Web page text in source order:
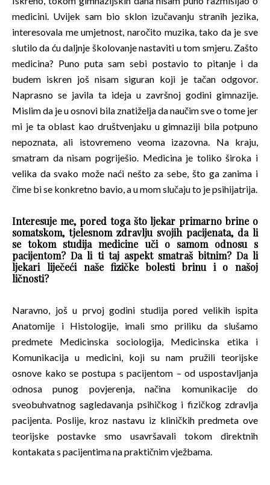
medicini. Uvijek sam bio sklon izučavanju stranih jezika,
interesovala me umjetnost, naročito muzika, tako da je sve
slutilo da ću daljnje školovanje nastaviti u tom smjeru. Zašto
medicina? Puno puta sam sebi postavio to pitanje i da
budem iskren još nisam siguran koji je tačan odgovor.
Naprasno se javila ta ideja u završnoj godini gimnazije.
Mislim da je u osnovi bila znatiželja da naučim sve o tome jer
mi je ta oblast kao društvenjaku u gimnaziji bila potpuno
nepoznata, ali istovremeno veoma izazovna. Na kraju,
smatram da nisam pogriješio. Medicina je toliko široka i
velika da svako može naći nešto za sebe, što ga zanima i
čime bi se konkretno bavio, a u mom slučaju to je psihijatrija.
Interesuje me, pored toga što ljekar primarno brine o
somatskom, tjelesnom zdravlju svojih pacijenata, da li
se tokom studija medicine uči o samom odnosu s
pacijentom? Da li ti taj aspekt smatraš bitnim? Da li
ljekari liječeći naše fizičke bolesti brinu i o našoj
ličnosti?
Naravno, još u prvoj godini studija pored velikih ispita
Anatomije i Histologije, imali smo priliku da slušamo
predmete Medicinska sociologija, Medicinska etika i
Komunikacija u medicini, koji su nam pružili teorijske
osnove kako se postupa s pacijentom – od uspostavljanja
odnosa punog povjerenja, načina komunikacije do
sveobuhvatnog sagledavanja psihičkog i fizičkog zdravlja
pacijenta. Poslije, kroz nastavu iz kliničkih predmeta ove
teorijske postavke smo usavršavali tokom direktnih
kontakata s pacijentima na praktičnim vježbama.